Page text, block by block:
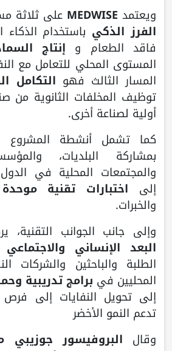
ويعتمد MEDWISE على ثلاثة
الفرز الذكي باستخدام
فاقد الطعام و إنتاج
المستوى المحلي للتعامل مع
المسار الثالث فهو التكامل
توظيف المخلفات الثانوية من
أولية لصناعة أخرى.
كما تشمل أنشطة المشروع
بمشاركة البلديات،
والمجتمعات المحلية في
إلى اختبارات تقنية موحدة
والخبرات.
وإلى جانب الجوانب التقنية،
البعد الإنساني والاجتماعي
الطلبة والباحثين والشركات
المحليين في برامج تدريبية
إلى تحويل النفايات إلى فرص
تدعم النمو الأخضر
وقال البروفيسور جوزيبي